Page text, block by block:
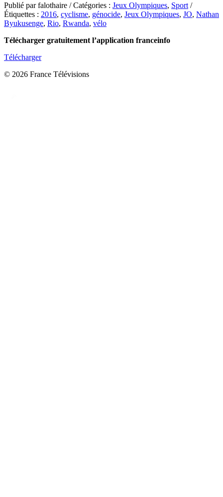
Publié par falothaire / Catégories : Jeux Olympiques, Sport /
Étiquettes : 2016, cyclisme, génocide, Jeux Olympiques, JO, Nathan
Byukusenge, Rio, Rwanda, vélo
Télécharger gratuitement l’application franceinfo
Télécharger
© 2026 France Télévisions